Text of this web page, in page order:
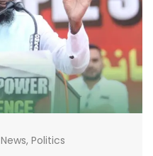
News, Politics